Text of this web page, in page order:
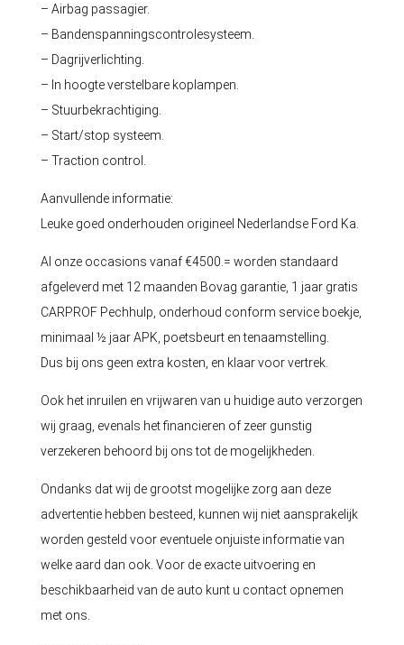
– Airbag passagier.
– Bandenspanningscontrolesysteem.
– Dagrijverlichting.
– In hoogte verstelbare koplampen.
– Stuurbekrachtiging.
– Start/stop systeem.
– Traction control.
Aanvullende informatie:
Leuke goed onderhouden origineel Nederlandse Ford Ka.
Al onze occasions vanaf €4500.= worden standaard
afgeleverd met 12 maanden Bovag garantie, 1 jaar gratis
CARPROF Pechhulp, onderhoud conform service boekje,
minimaal ½ jaar APK, poetsbeurt en tenaamstelling.
Dus bij ons geen extra kosten, en klaar voor vertrek.
Ook het inruilen en vrijwaren van u huidige auto verzorgen
wij graag, evenals het financieren of zeer gunstig
verzekeren behoord bij ons tot de mogelijkheden.
Ondanks dat wij de grootst mogelijke zorg aan deze
advertentie hebben besteed, kunnen wij niet aansprakelijk
worden gesteld voor eventuele onjuiste informatie van
welke aard dan ook. Voor de exacte uitvoering en
beschikbaarheid van de auto kunt u contact opnemen
met ons.